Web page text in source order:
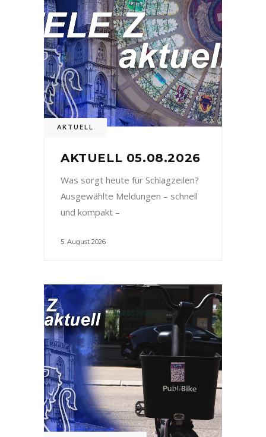
AKTUELL
AKTUELL 05.08.2026
Was sorgt heute für Schlagzeilen?
Ausgewählte Meldungen – schnell
und kompakt –
5. August 2026